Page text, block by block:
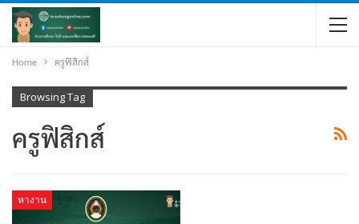
Home ครูฟิสิกส์
Browsing Tag
ครูฟิสิกส์
หางาน